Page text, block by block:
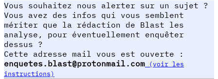
Vous souhaitez nous alerter sur un sujet ?
Vous avez des infos qui vous semblent
mériter que la rédaction de Blast les
analyse, pour éventuellement enquêter
dessus ?
Cette adresse mail vous est ouverte :
enquetes.blast@protonmail.com (voir les
instructions)